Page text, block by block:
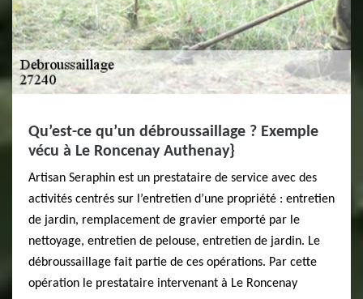
Qu’est-ce qu’un débroussaillage ? Exemple
vécu à Le Roncenay Authenay}
Artisan Seraphin est un prestataire de service avec des
activités centrés sur l’entretien d’une propriété : entretien
de jardin, remplacement de gravier emporté par le
nettoyage, entretien de pelouse, entretien de jardin. Le
débroussaillage fait partie de ces opérations. Par cette
opération le prestataire intervenant à Le Roncenay